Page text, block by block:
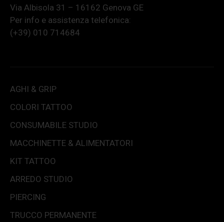
Via Albisola 31 – 16162 Genova GE
Per info e assistenza telefonica:
(+39) 010 714684
AGHI & GRIP
COLORI TATTOO
CONSUMABILE STUDIO
MACCHINETTE & ALIMENTATORI
KIT TATTOO
ARREDO STUDIO
PIERCING
TRUCCO PERMANENTE